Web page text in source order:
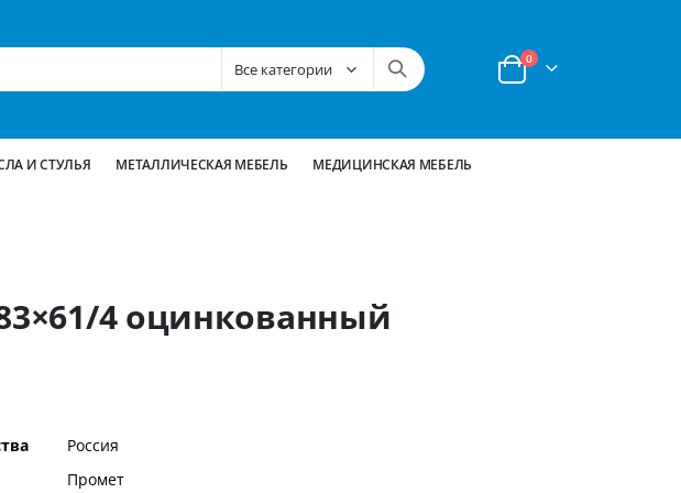
Корзина
0позиции
И СТУЛЬЯ МЕТАЛЛИЧЕСКАЯ МЕБЕЛЬ МЕДИЦИНСКАЯ МЕБЕЛЬ
4 оцинкованный
Россия
Промет